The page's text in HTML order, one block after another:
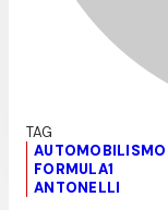
AUTOMOBILISMO
FORMULA1
ANTONELLI